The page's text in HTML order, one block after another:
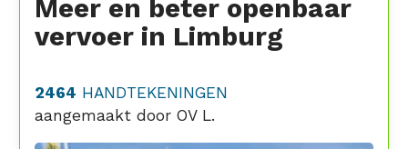
Meer en beter openbaar
vervoer in Limburg
2464 HANDTEKENINGEN
aangemaakt door OV L.